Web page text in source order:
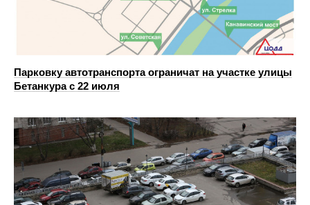
Парковку автотранспорта ограничат на участке улицы
Бетанкура с 22 июля